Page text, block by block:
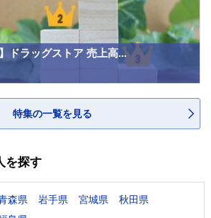
ドラッグストア 売上高...
特集の一覧を見る
を探す
森県 岩手県 宮城県
秋田県